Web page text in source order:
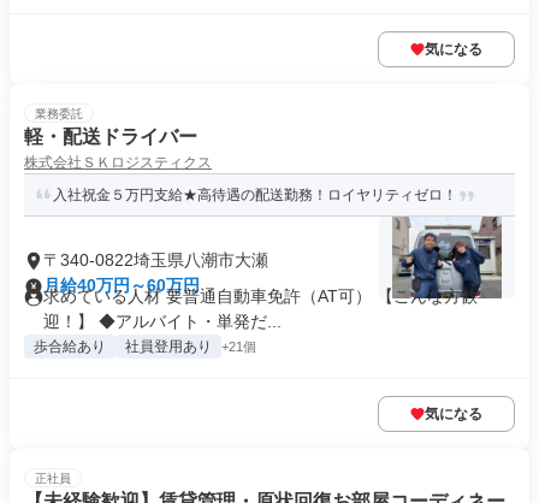
気になる
業務委託
軽・配送ドライバー
株式会社ＳＫロジスティクス
入社祝金５万円支給★高待遇の配送勤務！ロイヤリティゼロ！
〒340-0822埼玉県八潮市大瀬
月給40万円～60万円
求めている人材 要普通自動車免許（AT可） 【こんな方歓
迎！】 ◆アルバイト・単発だ...
歩合給あり 社員登用あり +21個
気になる
正社員